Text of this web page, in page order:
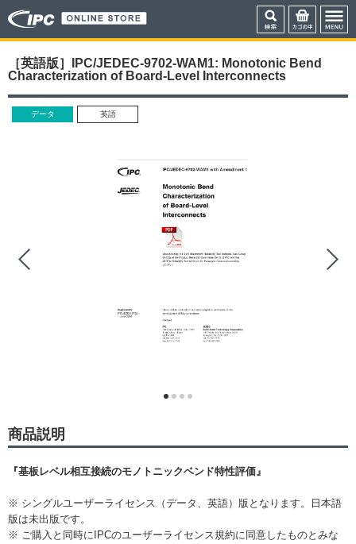
［英語版］IPC/JEDEC-9702-WAM1: Monotonic Bend
Characterization of Board-Level Interconnects
データ 英語
商品説明
『基板レベル相互接続のモノトニックベンド特性評価』
※ シングルユーザーライセンス（データ、英語）版となります。日本語
版は未出版です。
※ ご購入と同時にIPCのユーザーライセンス規約に同意したものとみな